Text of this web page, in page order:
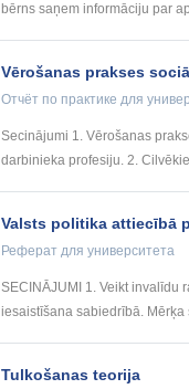
bērns saņem informāciju par
Vērošanas prakses
Отчёт по практике для
Secinājumi 1. Vērošanas
darbinieka profesiju. 2.
Valsts politika attiecībā
Реферат для университета
SECINĀJUMI 1. Veikt invalīdu
iesaistīšana sabiedrībā.
Tulkošanas teorija